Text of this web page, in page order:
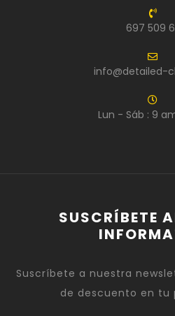
697 509
info@detailed-
Lun - Sáb : 9
SUSCRÍBETE
Suscríbete a nuestra
de descuento en tu